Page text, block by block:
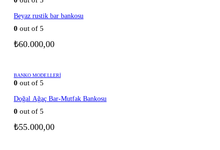
Beyaz rustik bar bankosu
0 out of 5
₺60.000,00
BANKO MODELLERI
0 out of 5
Doğal Ağaç Bar-Mutfak Bankosu
0 out of 5
₺55.000,00